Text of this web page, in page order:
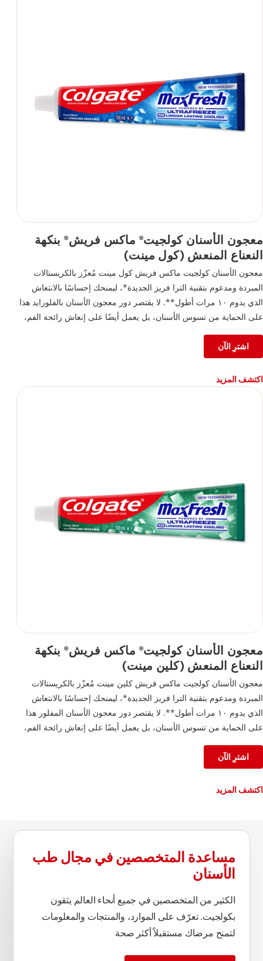
معجون الأسنان كولجيت® ماكس فريش®بنكهة
النعناع المنعش (كول مينت)
معجون الأسنان كولجيت ماكس فريش كول مينت مُعزّز بالكريستالات
المبردة ومدعوم بتقنية الترا فريز الجديدة*، ليمنحك إحساسًا بالانتعاش
الذي يدوم ١٠ مرات أطول**. لا يقتصر دور معجون الأسنان بالفلورايد هذا
على الحماية من تسوس الأسنان، بل يعمل أيضًا على إنعاش رائحة الفم،
*تقنية التبريد الجديدة
**مقارنةً بـ معجون الفلورايد العادي من كولجيت
اشترِ الآن
اكتشف المزيد
معجون الأسنان كولجيت® ماكس فريش®بنكهة
النعناع المنعش (كلين مينت)
معجون الأسنان كولجيت ماكس فريش كلين مينت مُعزّز بالكريستالات
المبردة ومدعوم بتقنية الترا فريز الجديدة*، ليمنحك إحساسًا بالانتعاش
الذي يدوم ١٠ مرات أطول**. لا يقتصر دور معجون الأسنان المفلور هذا
على الحماية من تسوس الأسنان، بل يعمل أيضًا على إنعاش رائحة الفم،
*تقنية التبريد الجديدة
**مقارنةً بـ معجون الفلورايد العادي من كولجيت
اشترِ الآن
اكتشف المزيد
مساعدة المتخصصين في مجال طب
الأسنان
الكثير من المتخصصين في جميع أنحاء العالم يثقون
بكولجيت. تعرّف على الموارد، والمنتجات والمعلومات
لتمنح مرضاك مستقبلاً أكثر صحة